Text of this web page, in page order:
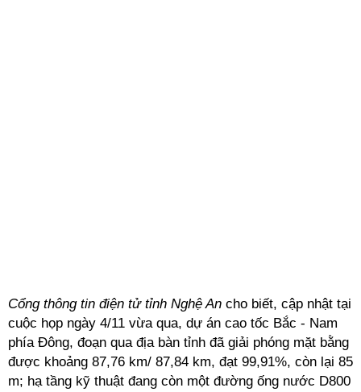
Cổng thông tin điện tử tỉnh Nghệ An cho biết, cập nhật tại
cuộc họp ngày 4/11 vừa qua, dự án cao tốc Bắc - Nam
phía Đông, đoạn qua địa bàn tỉnh đã giải phóng mặt bằng
được khoảng 87,76 km/ 87,84 km, đạt 99,91%, còn lại 85
m; hạ tầng kỹ thuật đang còn một đường ống nước D800